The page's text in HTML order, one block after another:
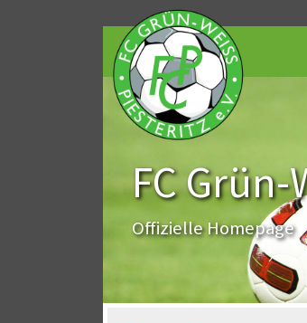
FC Grün-
Offizielle Homepage